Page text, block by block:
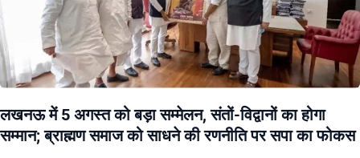
लखनऊ में 5 अगस्त को बड़ा सम्मेलन, संतों-विद्वानों का होगा
सम्मान; ब्राह्मण समाज को साधने की रणनीति पर सपा का फोकस